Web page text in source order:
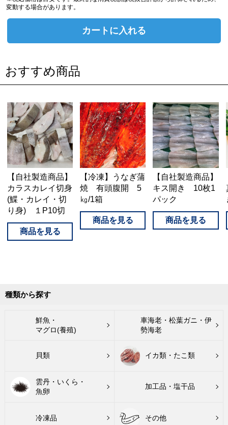
変動する場合があります。
カートに入れる
おすすめ商品
【自社製造商品】
カラスカレイ切身
(鰈・カレイ・切
り身) １P10切
【冷凍】うなぎ蒲
焼 有頭腹開 5
㎏/1箱
【自社製造商品】
キス開き 10枚1
パック
種類から探す
鮮魚・
マグロ(養殖)
車海老・松葉ガニ・伊
勢海老
貝類 イカ類・たこ類
雲丹・いくら・
魚卵
加工品・塩干品
冷凍品 その他